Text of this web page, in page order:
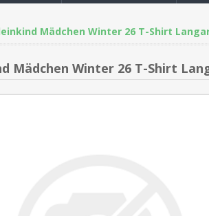
Mädchen Winter 26 T-Shirt
Mädchen Winter 26 T-Shirt